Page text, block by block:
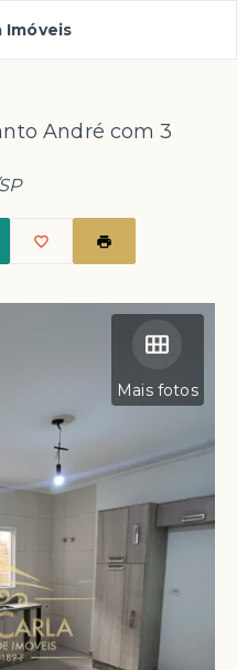
Imóveis
André com 3
Mais fotos